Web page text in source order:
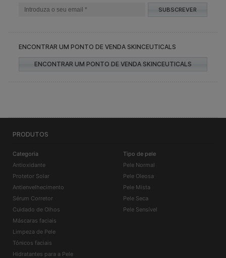
SUBSCREVER
ENCONTRAR UM PONTO DE VENDA SKINCEUTICALS
ENCONTRAR UM PONTO DE VENDA SKINCEUTICALS
PRODUTOS
Categoria
Antioxidante
Protetor Solar
Antienvelhecimento
Sérum Corretor
Cuidado de Olhos
Máscaras faciais
Limpeza de Pele
Tónicos faciais
Hidratantes para a Pele
Tipo de pele
Pele Normal
Pele Oleosa
Pele Mista
Pele Seca
Pele Sensível